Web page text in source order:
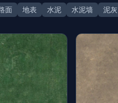
面 地表 水泥 水泥墙 泥灰